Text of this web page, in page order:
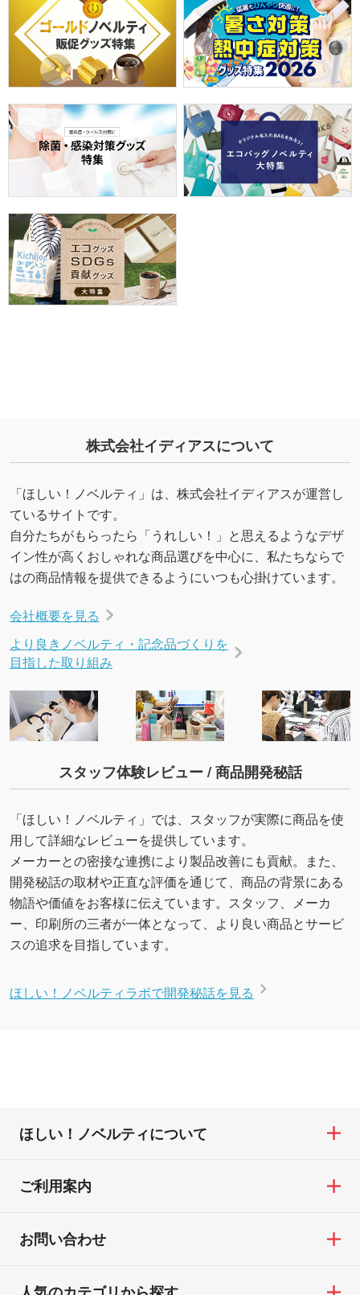
株式会社イディアスについて
「ほしい！ノベルティ」は、株式会社イディアスが運営し
ているサイトです。
自分たちがもらったら「うれしい！」と思えるようなデザ
イン性が高くおしゃれな商品選びを中心に、私たちならで
はの商品情報を提供できるようにいつも心掛けています。
会社概要を見る
より良きノベルティ・記念品づくりを
目指した取り組み
スタッフ体験レビュー / 商品開発秘話
「ほしい！ノベルティ」では、スタッフが実際に商品を使
用して詳細なレビューを提供しています。
メーカーとの密接な連携により製品改善にも貢献。また、
開発秘話の取材や正直な評価を通じて、商品の背景にある
物語や価値をお客様に伝えています。スタッフ、メーカ
ー、印刷所の三者が一体となって、より良い商品とサービ
スの追求を目指しています。
ほしい！ノベルティラボで開発秘話を見る
ほしい！ノベルティについて
ご利用案内
お問い合わせ